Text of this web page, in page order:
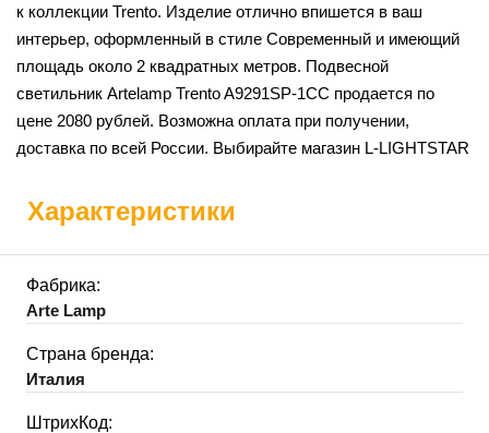
к коллекции Trento. Изделие отлично впишется в ваш
интерьер, оформленный в стиле Современный и имеющий
площадь около 2 квадратных метров. Подвесной
светильник Artelamp Trento A9291SP-1CC продается по
цене 2080 рублей. Возможна оплата при получении,
доставка по всей России. Выбирайте магазин L-LIGHTSTAR
Характеристики
Фабрика:
Arte Lamp
Страна бренда:
Италия
ШтрихКод: